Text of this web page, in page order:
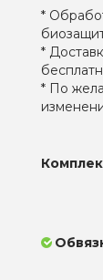
*
*
* По